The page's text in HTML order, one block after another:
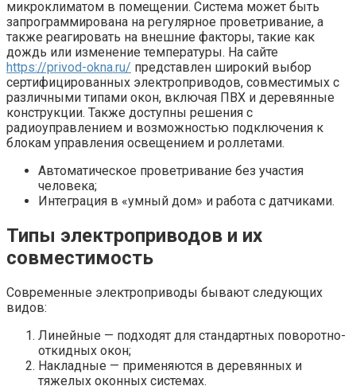
микроклиматом в помещении. Система может быть
запрограммирована на регулярное проветривание, а
также реагировать на внешние факторы, такие как
дождь или изменение температуры. На сайте
https://privod-okna.ru/ представлен широкий выбор
сертифицированных электроприводов, совместимых с
различными типами окон, включая ПВХ и деревянные
конструкции. Также доступны решения с
радиоуправлением и возможностью подключения к
блокам управления освещением и роллетами.
Автоматическое проветривание без участия
человека;
Интеграция в «умный дом» и работа с датчиками.
Типы электроприводов и их
совместимость
Современные электроприводы бывают следующих
видов:
Линейные — подходят для стандартных поворотно-
откидных окон;
Накладные — применяются в деревянных и
тяжелых оконных системах.